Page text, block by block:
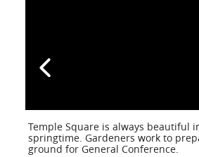
Temple Square is always beautiful
springtime. Gardeners work to
ground for General Conference.